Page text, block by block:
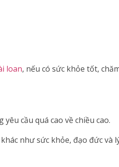
loan, nếu có sức khỏe tốt,
cầu quá cao về chiều cao.
như sức khỏe, đạo đức và